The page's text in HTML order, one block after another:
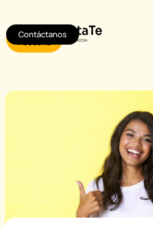
contenido
Agendar
Asesoría
Contáctanos
navigation